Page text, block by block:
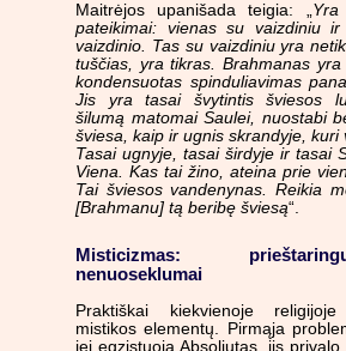
Maitrėjos upanišada teigia: „Yra
pateikimai: vienas su vaizdiniu
vaizdinio. Tas su vaizdiniu yra
tuščias, yra tikras. Brahmanas yra
kondensuotas spinduliavimas
Jis yra tasai švytintis šviesos
šilumą matomai Saulei, nuostabi
šviesa, kaip ir ugnis skrandyje, kuri
Tasai ugnyje, tasai širdyje ir tasai
Viena. Kas tai žino, ateina prie
Tai šviesos vandenynas. Reikia
[Brahmanu] tą beribę šviesą“.
Misticizmas:
nenuoseklumai
Praktiškai kiekvienoje
mistikos elementų. Pirmąja
jei egzistuoja Absoliutas, jis